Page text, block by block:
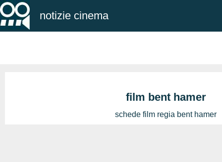
notizie cinema
film bent hamer
schede film regia bent hamer